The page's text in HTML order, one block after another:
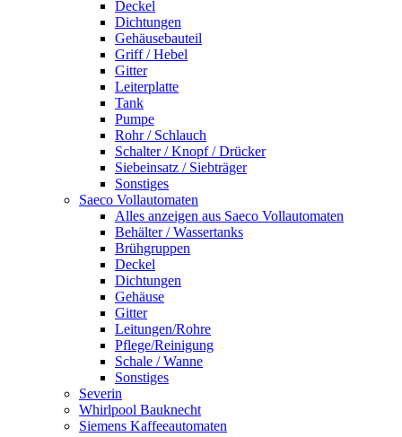
Deckel
Dichtungen
Gehäusebauteil
Griff / Hebel
Gitter
Leiterplatte
Tank
Pumpe
Rohr / Schlauch
Schalter / Knopf / Drücker
Siebeinsatz / Siebträger
Sonstiges
Saeco Vollautomaten
Alles anzeigen aus Saeco Vollautomaten
Behälter / Wassertanks
Brühgruppen
Deckel
Dichtungen
Gehäuse
Gitter
Leitungen/Rohre
Pflege/Reinigung
Schale / Wanne
Sonstiges
Severin
Whirlpool Bauknecht
Siemens Kaffeeautomaten